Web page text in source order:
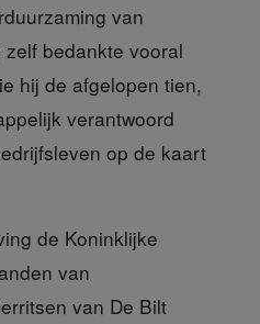
van
bedankte vooral
hij de afgelopen tien,
verantwoord
op de kaart
de Koninklijke
van
van De Bilt